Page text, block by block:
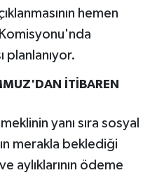
hemen
planlanıyor.
İTİBAREN
yanı sıra sosyal
merakla beklediği
aylıklarının ödeme